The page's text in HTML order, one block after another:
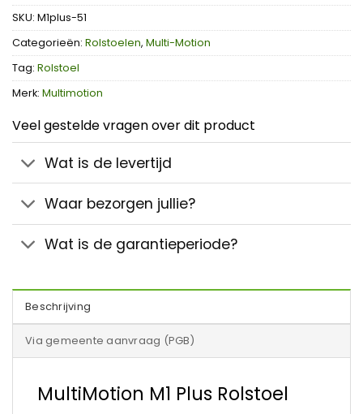
SKU: M1plus-51
Categorieën: Rolstoelen, Multi-Motion
Tag: Rolstoel
Merk: Multimotion
Veel gestelde vragen over dit product
Wat is de levertijd
Waar bezorgen jullie?
Wat is de garantieperiode?
Beschrijving
Via gemeente aanvraag (PGB)
MultiMotion M1 Plus Rolstoel